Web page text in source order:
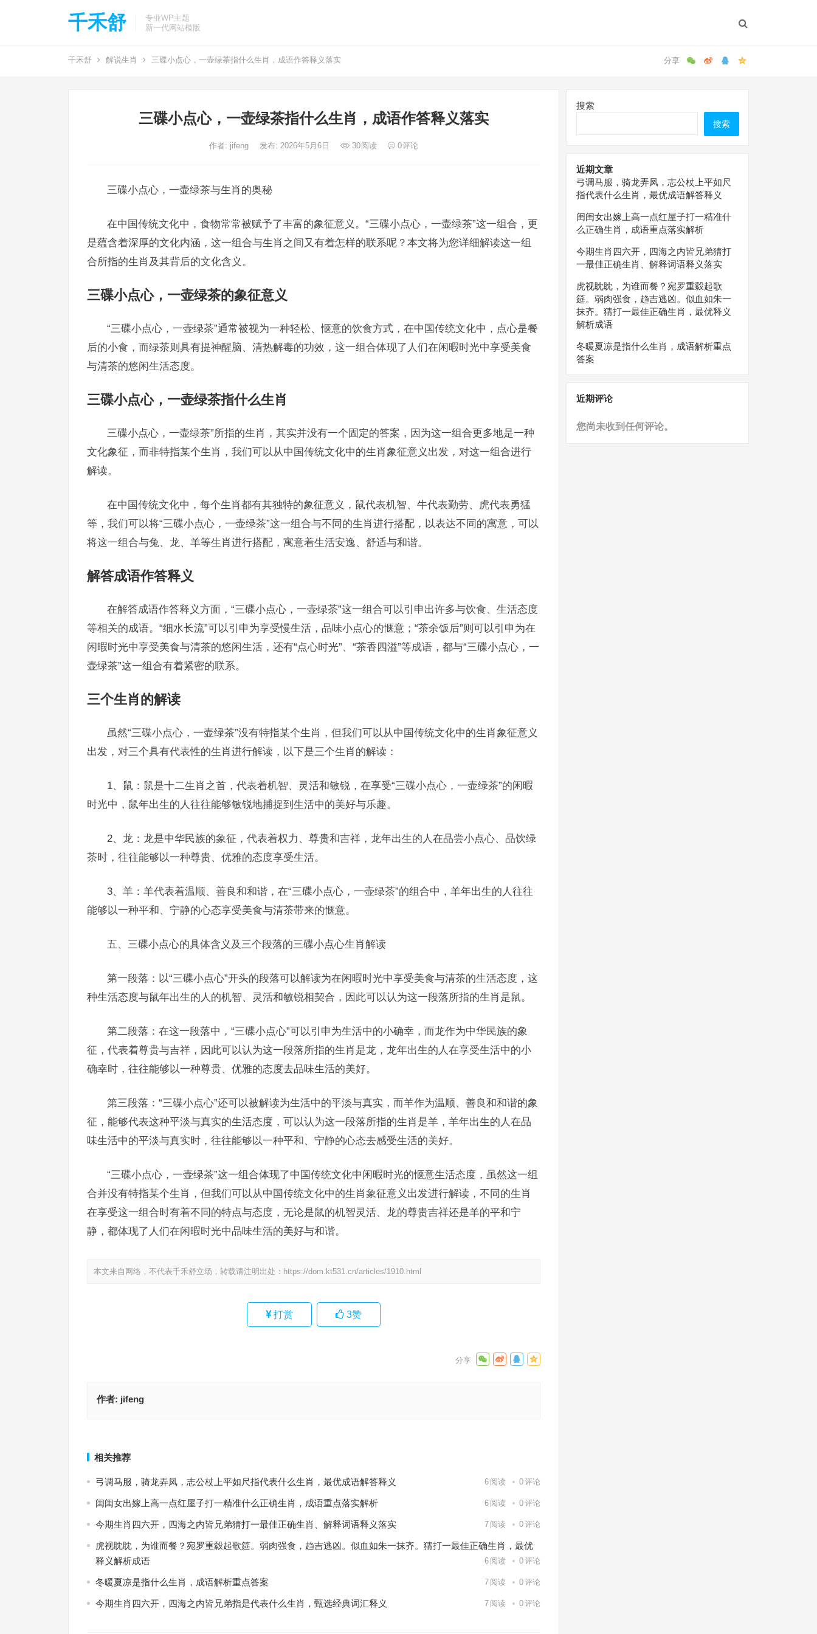
千禾舒
专业WP主题
新一代网站模版
千禾舒 解说生肖 三碟小点心，一壶绿茶指什么生肖，成语作答释义落实
三碟小点心，一壶绿茶指什么生肖，成语作答释义落实
作者: jifeng 发布: 2026年5月6日 30阅读 0评论
三碟小点心，一壶绿茶与生肖的奥秘
在中国传统文化中，食物常常被赋予了丰富的象征意义。“三碟小点心，一壶绿茶”这一组合，更
是蕴含着深厚的文化内涵，这一组合与生肖之间又有着怎样的联系呢？本文将为您详细解读这一组
合所指的生肖及其背后的文化含义。
三碟小点心，一壶绿茶的象征意义
“三碟小点心，一壶绿茶”通常被视为一种轻松、惬意的饮食方式，在中国传统文化中，点心是餐
后的小食，而绿茶则具有提神醒脑、清热解毒的功效，这一组合体现了人们在闲暇时光中享受美食
与清茶的悠闲生活态度。
三碟小点心，一壶绿茶指什么生肖
三碟小点心，一壶绿茶”所指的生肖，其实并没有一个固定的答案，因为这一组合更多地是一种
文化象征，而非特指某个生肖，我们可以从中国传统文化中的生肖象征意义出发，对这一组合进行
解读。
在中国传统文化中，每个生肖都有其独特的象征意义，鼠代表机智、牛代表勤劳、虎代表勇猛
等，我们可以将“三碟小点心，一壶绿茶”这一组合与不同的生肖进行搭配，以表达不同的寓意，可以
将这一组合与兔、龙、羊等生肖进行搭配，寓意着生活安逸、舒适与和谐。
解答成语作答释义
在解答成语作答释义方面，“三碟小点心，一壶绿茶”这一组合可以引申出许多与饮食、生活态度
等相关的成语。“细水长流”可以引申为享受慢生活，品味小点心的惬意；“茶余饭后”则可以引申为在
闲暇时光中享受美食与清茶的悠闲生活，还有“点心时光”、“茶香四溢”等成语，都与“三碟小点心，一
壶绿茶”这一组合有着紧密的联系。
三个生肖的解读
虽然“三碟小点心，一壶绿茶”没有特指某个生肖，但我们可以从中国传统文化中的生肖象征意义
出发，对三个具有代表性的生肖进行解读，以下是三个生肖的解读：
1、鼠：鼠是十二生肖之首，代表着机智、灵活和敏锐，在享受“三碟小点心，一壶绿茶”的闲暇
时光中，鼠年出生的人往往能够敏锐地捕捉到生活中的美好与乐趣。
2、龙：龙是中华民族的象征，代表着权力、尊贵和吉祥，龙年出生的人在品尝小点心、品饮绿
茶时，往往能够以一种尊贵、优雅的态度享受生活。
3、羊：羊代表着温顺、善良和和谐，在“三碟小点心，一壶绿茶”的组合中，羊年出生的人往往
能够以一种平和、宁静的心态享受美食与清茶带来的惬意。
五、三碟小点心的具体含义及三个段落的三碟小点心生肖解读
第一段落：以“三碟小点心”开头的段落可以解读为在闲暇时光中享受美食与清茶的生活态度，这
种生活态度与鼠年出生的人的机智、灵活和敏锐相契合，因此可以认为这一段落所指的生肖是鼠。
第二段落：在这一段落中，“三碟小点心”可以引申为生活中的小确幸，而龙作为中华民族的象
征，代表着尊贵与吉祥，因此可以认为这一段落所指的生肖是龙，龙年出生的人在享受生活中的小
确幸时，往往能够以一种尊贵、优雅的态度去品味生活的美好。
第三段落：“三碟小点心”还可以被解读为生活中的平淡与真实，而羊作为温顺、善良和和谐的象
征，能够代表这种平淡与真实的生活态度，可以认为这一段落所指的生肖是羊，羊年出生的人在品
味生活中的平淡与真实时，往往能够以一种平和、宁静的心态去感受生活的美好。
“三碟小点心，一壶绿茶”这一组合体现了中国传统文化中闲暇时光的惬意生活态度，虽然这一组
合并没有特指某个生肖，但我们可以从中国传统文化中的生肖象征意义出发进行解读，不同的生肖
在享受这一组合时有着不同的特点与态度，无论是鼠的机智灵活、龙的尊贵吉祥还是羊的平和宁
静，都体现了人们在闲暇时光中品味生活的美好与和谐。
本文来自网络，不代表千禾舒立场，转载请注明出处： https://dom.kt531.cn/articles/1910.html
打赏 3赞
作者: jifeng
相关推荐
弓调马服，骑龙弄凤，志公杖上平如尺指代表什么生肖，最优成语解答释义 6 阅读 0评论
闺闺女出嫁上高一点红屋子打一精准什么正确生肖，成语重点落实解析 6 阅读 0评论
今期生肖四六开，四海之内皆兄弟猜打一最佳正确生肖、解释词语释义落实 7 阅读 0评论
虎视眈眈，为谁而餐？宛罗重縠起歌筵。弱肉强食，趋吉逃凶。似血如朱一抹齐。猜打一最佳正确生肖，最优
释义解析成语
6 阅读 0评论
冬暖夏凉是指什么生肖，成语解析重点答案 7 阅读 0评论
今期生肖四六开，四海之内皆兄弟指是代表什么生肖，甄选经典词汇释义 7 阅读 0评论
搜索
搜索
近期文章
弓调马服，骑龙弄凤，志公杖上平如尺
指代表什么生肖，最优成语解答释义
闺闺女出嫁上高一点红屋子打一精准什
么正确生肖，成语重点落实解析
今期生肖四六开，四海之内皆兄弟猜打
一最佳正确生肖、解释词语释义落实
虎视眈眈，为谁而餐？宛罗重縠起歌
筵。弱肉强食，趋吉逃凶。似血如朱一
抹齐。猜打一最佳正确生肖，最优释义
解析成语
冬暖夏凉是指什么生肖，成语解析重点
答案
近期评论
您尚未收到任何评论。